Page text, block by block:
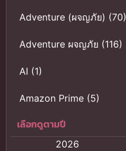
Adventure (ผจญภัย) (70)
Adventure ผจญภัย (116)
AI (1)
Amazon Prime (5)
Anal (ประตูหลัง)
เลือกดูตามปี
2026